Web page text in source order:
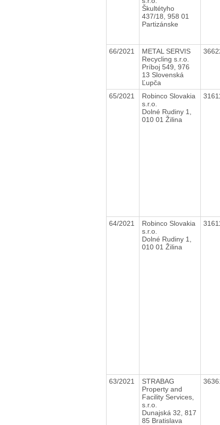
Škultétyho
437/18, 958 01
Partizánske
66/2021
METAL SERVIS
Recycling s.r.o.
Príboj 549, 976
13 Slovenská
Ľupča
65/2021
Robinco Slovakia
s.r.o.
Dolné Rudiny 1,
010 01 Žilina
64/2021
Robinco Slovakia
s.r.o.
Dolné Rudiny 1,
010 01 Žilina
63/2021
STRABAG
Property and
Facility Services,
s.r.o.
Dunajská 32, 817
85 Bratislava